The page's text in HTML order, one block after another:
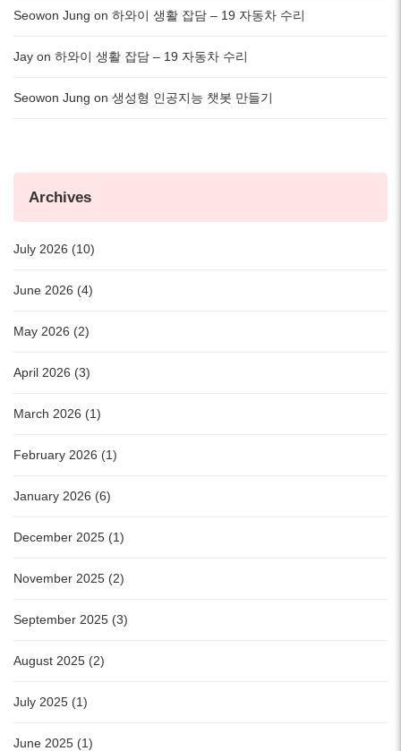
Seowon Jung on 하와이 생활 잡담 – 19 자동차 수리
Jay on 하와이 생활 잡담 – 19 자동차 수리
Seowon Jung on 생성형 인공지능 챗봇 만들기
Archives
July 2026 (10)
June 2026 (4)
May 2026 (2)
April 2026 (3)
March 2026 (1)
February 2026 (1)
January 2026 (6)
December 2025 (1)
November 2025 (2)
September 2025 (3)
August 2025 (2)
July 2025 (1)
June 2025 (1)